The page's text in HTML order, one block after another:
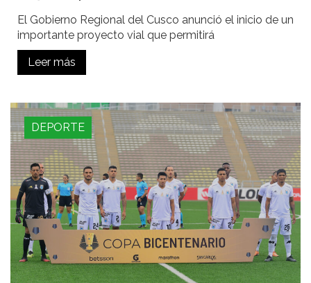
El Gobierno Regional del Cusco anunció el inicio de un
importante proyecto vial que permitirá
Leer más
DEPORTE